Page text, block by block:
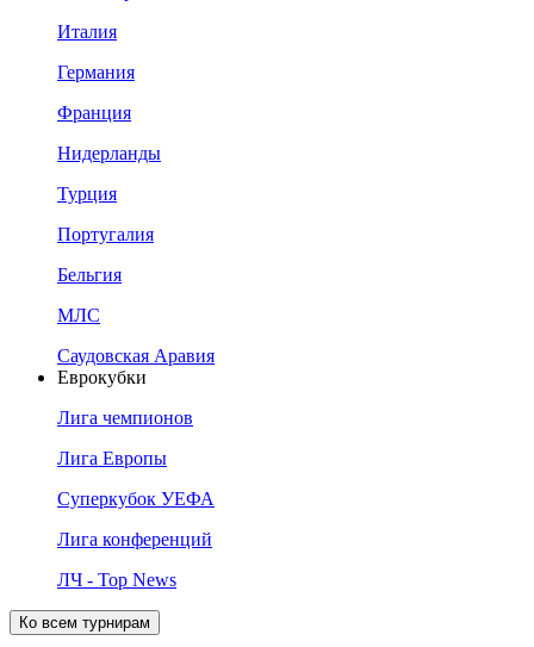
Италия
Германия
Франция
Нидерланды
Турция
Португалия
Бельгия
МЛС
Саудовская Аравия
Еврокубки
Лига чемпионов
Лига Европы
Суперкубок УЕФА
Лига конференций
ЛЧ - Top News
Ко всем турнирам